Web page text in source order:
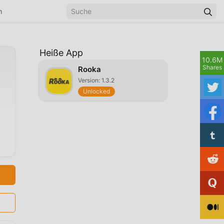
Heiße App
Rooka
Version: 1.3.2
Unlocked
10.6M
Shares